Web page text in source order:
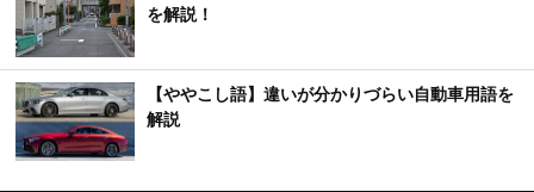
を解説！
【ややこし語】違いが分かりづらい自動車用語を
解説